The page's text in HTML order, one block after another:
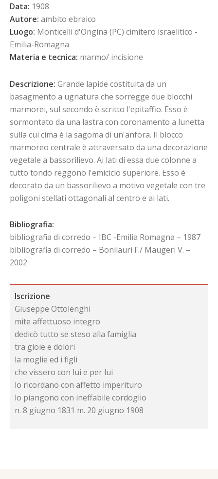
Data: 1908
Autore: ambito ebraico
Luogo: Monticelli d'Ongina (PC) cimitero israelitico -
Emilia-Romagna
Materia e tecnica: marmo/ incisione
Descrizione: Grande lapide costituita da un
basagmento a ugnatura che sorregge due blocchi
marmorei, sul secondo è scritto l'epitaffio. Esso è
sormontato da una lastra con coronamento a lunetta
sulla cui cima è la sagoma di un'anfora. Il blocco
marmoreo centrale è attraversato da una decorazione
vegetale a bassorilievo. Ai lati di essa due colonne a
tutto tondo reggono l'emiciclo superiore. Esso è
decorato da un bassorilievo a motivo vegetale con tre
poligoni stellati ottagonali al centro e ai lati.
Bibliografia:
bibliografia di corredo – IBC -Emilia Romagna – 1987
bibliografia di corredo – Bonilauri F./ Maugeri V. –
2002
Iscrizione
Giuseppe Ottolenghi
mite affettuoso integro
dedicò tutto se steso alla famiglia
tra gioie e dolori
la moglie ed i figli
che vissero con lui e per lui
lo ricordano con affetto imperituro
lo piangono con ineffabile cordoglio
n. 8 giugno 1831 m. 20 giugno 1908